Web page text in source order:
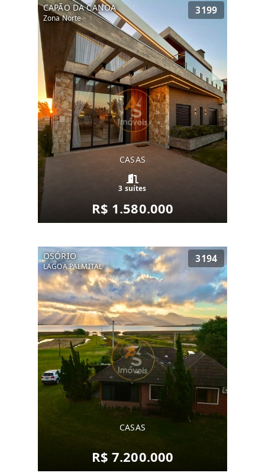
CAPÃO DA CANOA
Zona Norte
3199
CASAS
3 suítes
R$ 1.580.000
OSÓRIO
LAGOA PALMITAL
3194
CASAS
R$ 7.200.000